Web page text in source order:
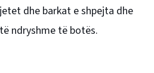
dhe barkat e shpejta dhe
ndryshme të botës.